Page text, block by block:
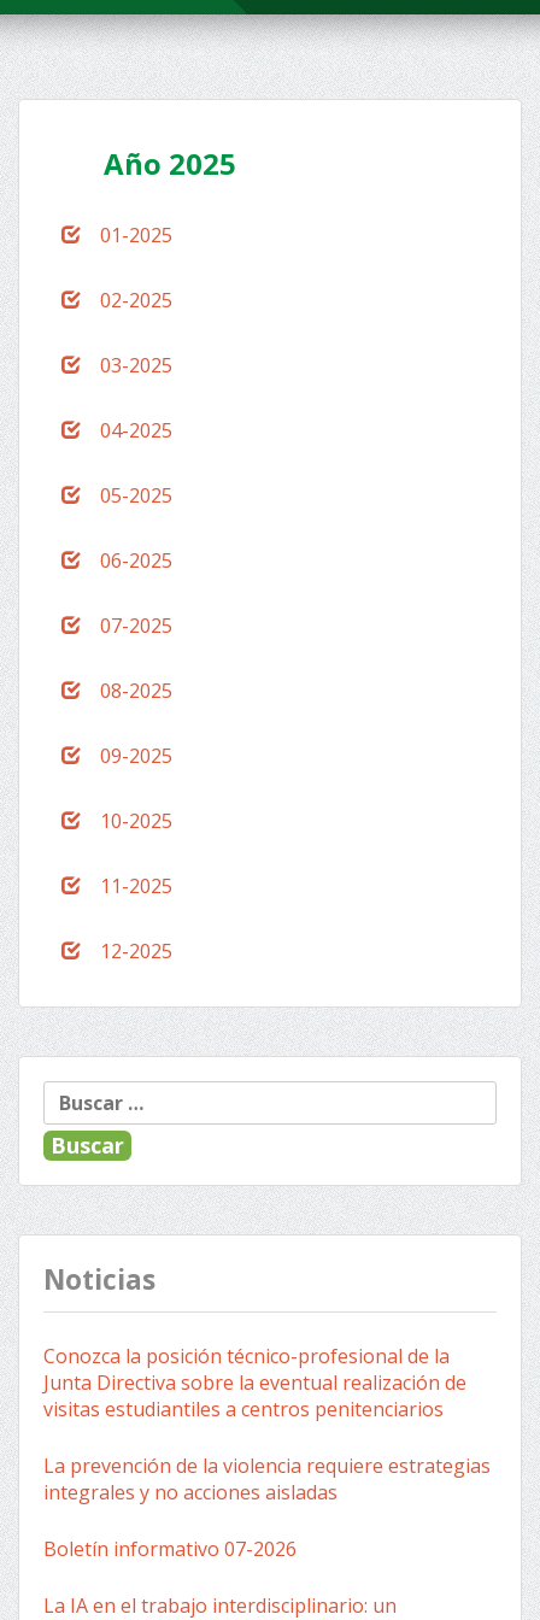
Año 2025
01-2025
02-2025
03-2025
04-2025
05-2025
06-2025
07-2025
08-2025
09-2025
10-2025
11-2025
12-2025
Buscar:
Noticias
Conozca la posición técnico-profesional de la
Junta Directiva sobre la eventual realización de
visitas estudiantiles a centros penitenciarios
La prevención de la violencia requiere estrategias
integrales y no acciones aisladas
Boletín informativo 07-2026
La IA en el trabajo interdisciplinario: un